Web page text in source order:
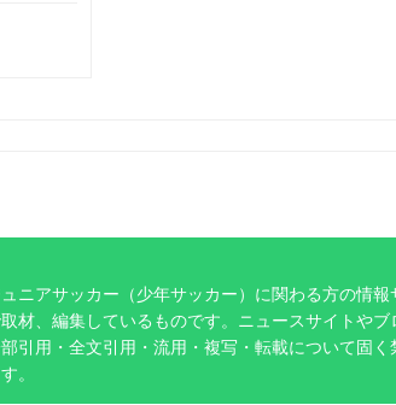
ニアサッカー（少年サッカー）に関わる方の情
材、編集しているものです。ニュースサイトや
引用・全文引用・流用・複写・転載について固
。